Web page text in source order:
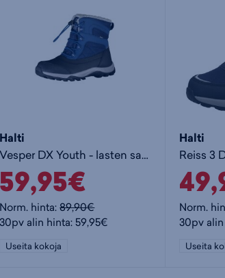
Halti
Vesper DX Youth - lasten saappaat
59,95€
Norm. hinta:89,90€
30pv alin hinta: 59,95€
Useita kokoja
Halti
Norm.
30pv
Useita